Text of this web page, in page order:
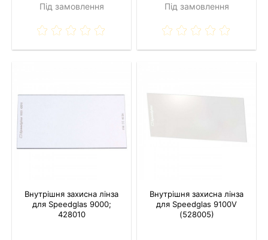
Під замовлення Під замовлення
Внутрішня захисна лінза
для Speedglas 9000;
428010
Внутрішня захисна лінза
для Speedglas 9100V
(528005)